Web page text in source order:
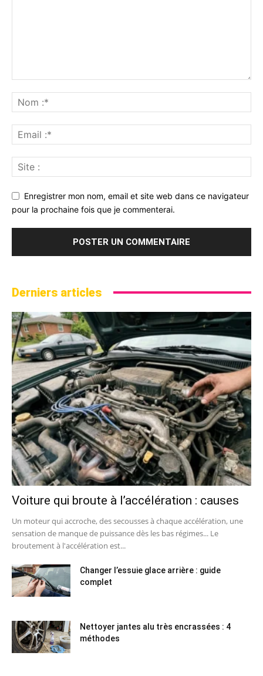
Enregistrer mon nom, email et site web dans ce navigateur
pour la prochaine fois que je commenterai.
Derniers articles
Voiture qui broute à l’accélération : causes
Un moteur qui accroche, des secousses à chaque accélération, une
sensation de manque de puissance dès les bas régimes... Le
broutement à l'accélération est...
Changer l’essuie glace arrière : guide
complet
Nettoyer jantes alu très encrassées : 4
méthodes